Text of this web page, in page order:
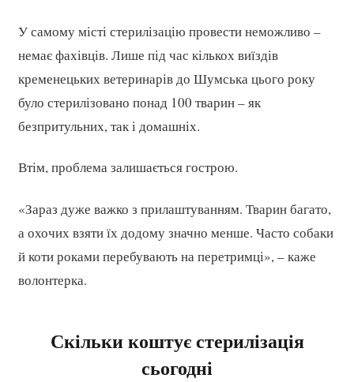
У самому місті стерилізацію провести неможливо –
немає фахівців. Лише під час кількох виїздів
кременецьких ветеринарів до Шумська цього року
було стерилізовано понад 100 тварин – як
безпритульних, так і домашніх.
Втім, проблема залишається гострою.
«Зараз дуже важко з прилаштуванням. Тварин багато,
а охочих взяти їх додому значно менше. Часто собаки
й коти роками перебувають на перетримці», – каже
волонтерка.
Скільки коштує стерилізація
сьогодні